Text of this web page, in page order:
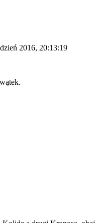
2016, 20:13:19